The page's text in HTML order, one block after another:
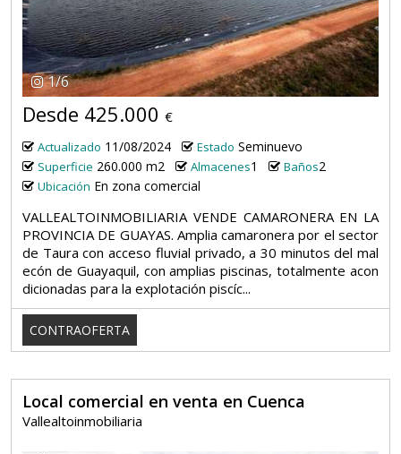
1/6
Desde 425.000 €
Actualizado 11/08/2024 Estado Seminuevo
Superficie 260.000 m2 Almacenes1 Baños2
Ubicación En zona comercial
VALLEALTOINMOBILIARIA VENDE CAMARONERA EN LA
PROVINCIA DE GUAYAS. Amplia camaronera por el sector
de Taura con acceso fluvial privado, a 30 minutos del mal
ecón de Guayaquil, con amplias piscinas, totalmente acon
dicionadas para la explotación piscíc...
CONTRAOFERTA
Local comercial en venta en Cuenca
Vallealtoinmobiliaria